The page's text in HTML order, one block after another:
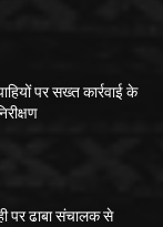
पर सख्त कार्रवाई के
पर ढाबा संचालक से